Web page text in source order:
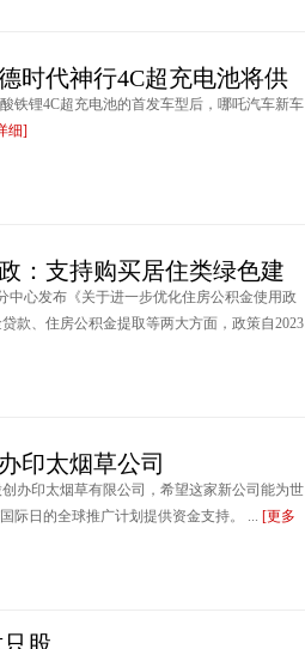
时代神行4C超充电池将供
铁锂4C超充电池的首发车型后，哪吒汽车新车
细]
：支持购买居住类绿色建
中心发布《关于进一步优化住房公积金使用政
款、住房公积金提取等两大方面，政策自2023
印太烟草公司
办印太烟草有限公司，希望这家新公司能为世
际日的全球推广计划提供资金支持。 ... [更多